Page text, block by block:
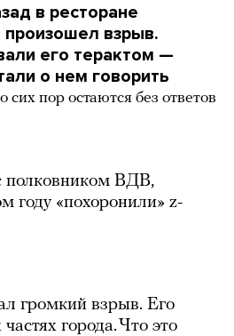
в ресторане
взрыв.
его терактом —
о нем говорить
сих пор остаются без ответов
полковником ВДВ,
году «похоронили» z-
громкий взрыв. Его
города. Что это